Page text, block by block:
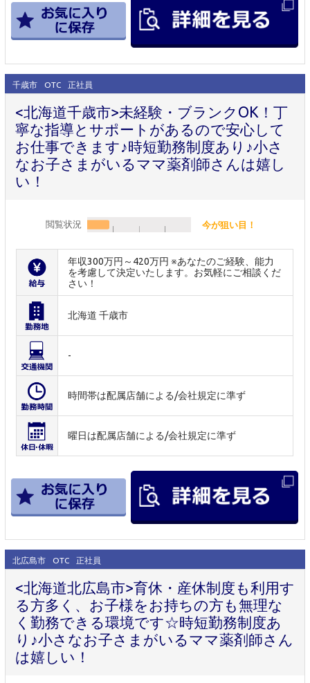
千歳市 OTC 正社員
<北海道千歳市>未経験・ブランクOK！丁
寧な指導とサポートがあるので安心して
お仕事できます♪時短勤務制度あり♪小さ
なお子さまがいるママ薬剤師さんは嬉し
い！
閲覧状況 今が狙い目！
年収300万円～420万円 ※あなたのご経験、能力
を考慮して決定いたします。お気軽にご相談くだ
さい！
北海道 千歳市
-
時間帯は配属店舗による/会社規定に準ず
曜日は配属店舗による/会社規定に準ず
北広島市 OTC 正社員
<北海道北広島市>育休・産休制度も利用す
る方多く、お子様をお持ちの方も無理な
く勤務できる環境です☆時短勤務制度あ
り♪小さなお子さまがいるママ薬剤師さん
は嬉しい！